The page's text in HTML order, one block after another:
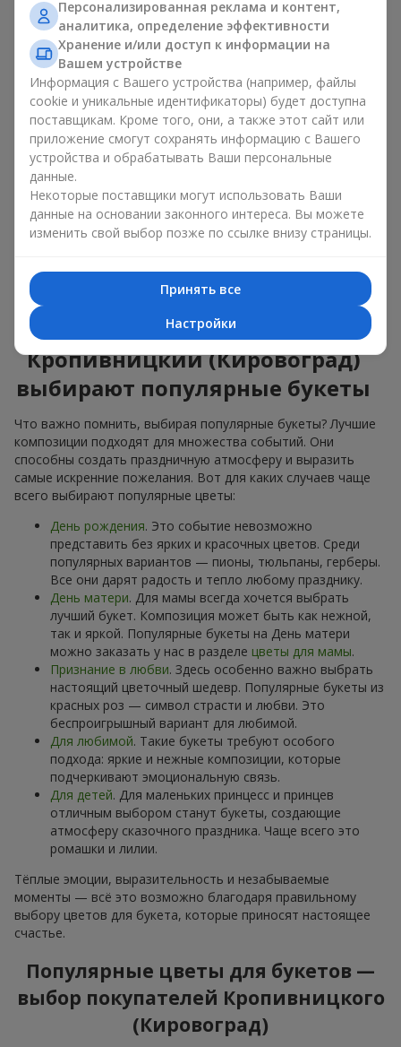
Универсальные букеты. Для тех, кто не хочет
ошибиться с выбором, идеальный вариант —
универсальный букет. Это композиции, которые
подходят для любого возраста и пола, а их состав
можно адаптировать под любое мероприятие.
Массовые цветочные предпочтения. Пионы,
тюльпаны, ромашки — это популярные букеты,
которые остаются привлекательными для
покупателей. Они не только прекрасно выглядят, но и
отражают атмосферу свежести и природной красоты.
Популярные цветы для букетов часто меняются в
зависимости от времени года, но эти классические
композиции всегда остаются в списке самых
выборе, смело обращайтесь к этим проверенным временем
цветам.
Для каких событий в г.
Кропивницкий (Кировоград)
выбирают популярные букеты
Что важно помнить, выбирая популярные букеты? Лучшие
композиции подходят для множества событий. Они
способны создать праздничную атмосферу и выразить
самые искренние пожелания. Вот для каких случаев чаще
всего выбирают популярные цветы:
День рождения. Это событие невозможно
представить без ярких и красочных цветов. Среди
популярных вариантов — пионы, тюльпаны, герберы.
Все они дарят радость и тепло любому празднику.
День матери. Для мамы всегда хочется выбрать
лучший букет. Композиция может быть как нежной,
так и яркой. Популярные букеты на День матери
можно заказать у нас в разделе цветы для мамы.
Признание в любви. Здесь особенно важно выбрать
настоящий цветочный шедевр. Популярные букеты из
красных роз — символ страсти и любви. Это
беспроигрышный вариант для любимой.
Для любимой. Такие букеты требуют особого
подхода: яркие и нежные композиции, которые
подчеркивают эмоциональную связь.
Для детей. Для маленьких принцесс и принцев
отличным выбором станут букеты, создающие
атмосферу сказочного праздника. Чаще всего это
ромашки и лилии.
Тёплые эмоции, выразительность и незабываемые
моменты — всё это возможно благодаря правильному
выбору цветов для букета, которые приносят настоящее
счастье.
Популярные цветы для букетов —
выбор покупателей Кропивницкого
(Кировоград)
Персонализированная реклама и контент,
аналитика, определение эффективности
Хранение и/или доступ к информации на
Вашем устройстве
Информация с Вашего устройства (например, файлы
cookie и уникальные идентификаторы) будет доступна
поставщикам. Кроме того, они, а также этот сайт или
приложение смогут сохранять информацию с Вашего
устройства и обрабатывать Ваши персональные
данные.
Некоторые поставщики могут использовать Ваши
данные на основании законного интереса. Вы можете
изменить свой выбор позже по ссылке внизу страницы.
Принять все
Настройки